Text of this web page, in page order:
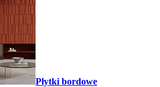
Płytki bordowe